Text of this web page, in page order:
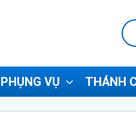
PHỤNG VỤ THÁNH